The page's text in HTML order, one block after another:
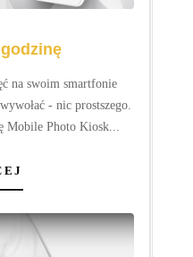
ślubna
młodym od momentu
weselne, aby potem